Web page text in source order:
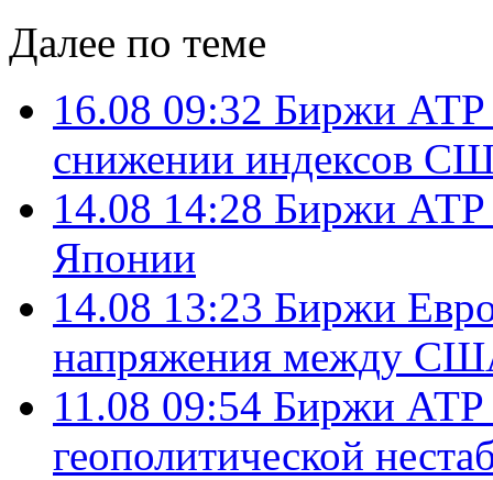
Далее по теме
16.08 09:32 Биржи АТР
снижении индексов
14.08 14:28 Биржи АТР
Японии
14.08 13:23 Биржи
напряжения между
11.08 09:54 Биржи АТР
геополитической